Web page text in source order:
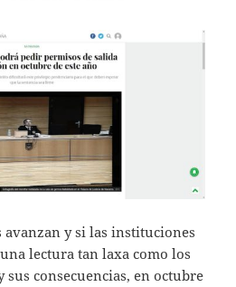
y si las instituciones
lectura tan laxa como los
sus consecuencias, en octubre